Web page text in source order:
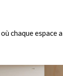
chaque espace a